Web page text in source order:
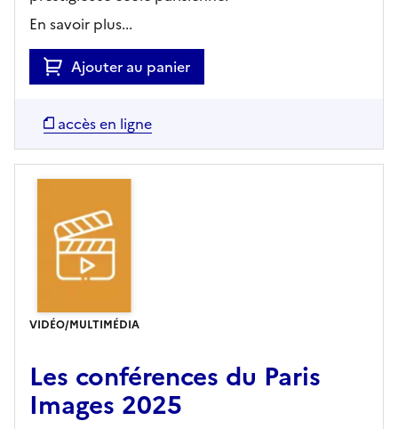
En savoir plus...
Ajouter au panier
accès en ligne
VIDÉO/MULTIMÉDIA
Les conférences du Paris
Images 2025